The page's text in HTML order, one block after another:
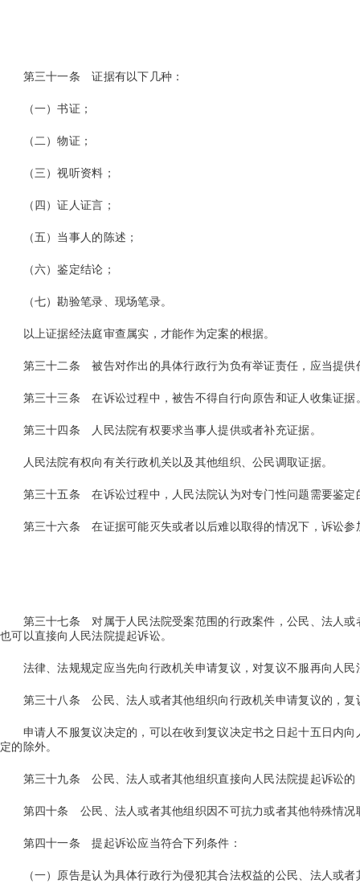
第三十一条证据有以下几种：
（一）书证；
（二）物证；
（三）视听资料；
（四）证人证言；
（五）当事人的陈述；
（六）鉴定结论；
（七）勘验笔录、现场笔录。
以上证据经法庭审查属实，才能作为定案的根据。
第三十二条被告对作出的具体行政行为负有举证责任，应当提
第三十三条在诉讼过程中，被告不得自行向原告和证人收集证据
第三十四条 人民法院有权要求当事人提供或者补充证据。
人民法院有权向有关行政机关以及其他组织、公民调取证据。
第三十五条在诉讼过程中，人民法院认为对专门性问题需要鉴
第三十六条在证据可能灭失或者以后难以取得的情况下，诉讼
第三十七条对属于人民法院受案范围的行政案件，公民、法人
也可以直接向人民法院提起诉讼。
法律、法规规定应当先向行政机关申请复议，对复议不服再向人民
第三十八条公民、法人或者其他组织向行政机关申请复议的，
申请人不服复议决定的，可以在收到复议决定书之日起十五日内向
定的除外。
第三十九条公民、法人或者其他组织直接向人民法院提起诉讼
第四十条 公民、法人或者其他组织因不可抗力或者其他特殊情
第四十一条提起诉讼应当符合下列条件：
（一）原告是认为具体行政行为侵犯其合法权益的公民、法人或者